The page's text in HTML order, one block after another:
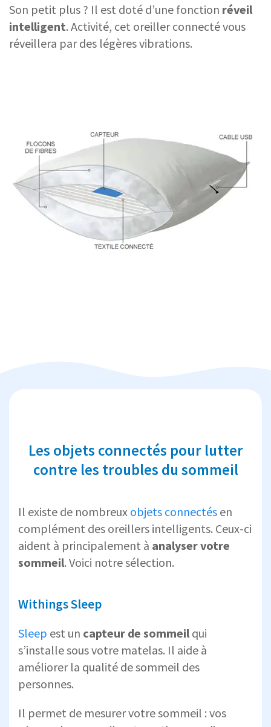
Son petit plus ? Il est doté d’une fonction réveil
intelligent. Activité, cet oreiller connecté vous
réveillera par des légères vibrations.
Les objets connectés pour lutter
contre les troubles du sommeil
Il existe de nombreux objets connectés en
complément des oreillers intelligents. Ceux-ci
aident à principalement à analyser votre
sommeil. Voici notre sélection.
Withings Sleep
Sleep est un capteur de sommeil qui
s’installe sous votre matelas. Il aide à
améliorer la qualité de sommeil des
personnes.
Il permet de mesurer votre sommeil : vos